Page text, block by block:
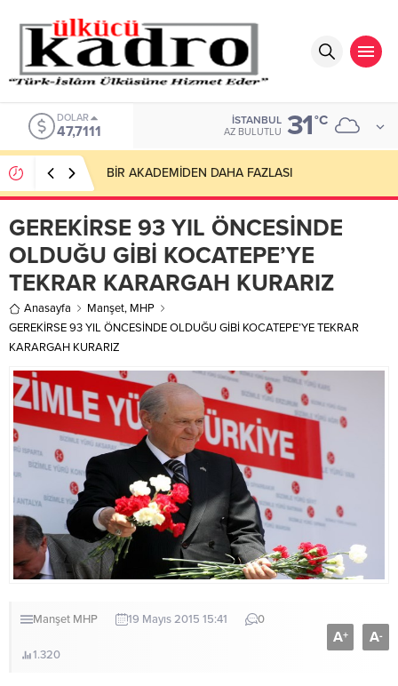
DOLAR
47,7111
İSTANBUL
AZ BULUTLU 31°C
BİR AKADEMİDEN DAHA FAZLASI
GEREKİRSE 93 YIL ÖNCESİNDE
OLDUĞU GİBİ KOCATEPE’YE
TEKRAR KARARGAH KURARIZ
Anasayfa Manşet, MHP
GEREKİRSE 93 YIL ÖNCESİNDE OLDUĞU GİBİ KOCATEPE’YE TEKRAR
KARARGAH KURARIZ
Manşet MHP 19 Mayıs 2015 15:41 0
1.320
A+ A-